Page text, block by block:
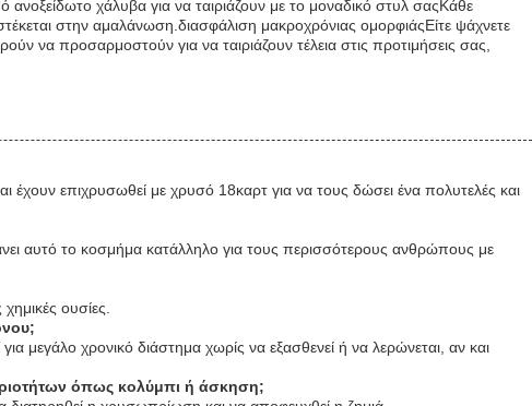
χάλυβα για να ταιριάζουν με το μοναδικό στυλ σαςΚάθε
στην αμαλάνωση.διασφάλιση μακροχρόνιας ομορφιάςΕίτε ψάχνετε
να προσαρμοστούν για να ταιριάζουν τέλεια στις προτιμήσεις σας,
επιχρυσωθεί με χρυσό 18καρτ για να τους δώσει ένα πολυτελές και
αυτό το κοσμήμα κατάλληλο για τους περισσότερους ανθρώπους με
ουσίες.
μεγάλο χρονικό διάστημα χωρίς να εξασθενεί ή να λερώνεται, αν και
όπως κολύμπι ή άσκηση;